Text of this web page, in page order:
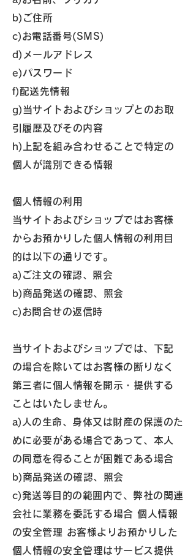
b)ご住所
c)お電話番号(SMS)
d)メールアドレス
e)パスワード
f)配送先情報
g)当サイトおよびショップとのお取
引履歴及びその内容
h)上記を組み合わせることで特定の
個人が識別できる情報
個人情報の利用
当サイトおよびショップではお客様
からお預かりした個人情報の利用目
的は以下の通りです。
a)ご注文の確認、照会
b)商品発送の確認、照会
c)お問合せの返信時
当サイトおよびショップでは、下記
の場合を除いてはお客様の断りなく
第三者に個人情報を開示・提供する
ことはいたしません。
a)人の生命、身体又は財産の保護のた
めに必要がある場合であって、本人
の同意を得ることが困難である場合
b)商品発送の確認、照会
c)発送等目的の範囲内で、弊社の関連
会社に業務を委託する場合 個人情報
の安全管理 お客様よりお預かりした
個人情報の安全管理はサービス提供